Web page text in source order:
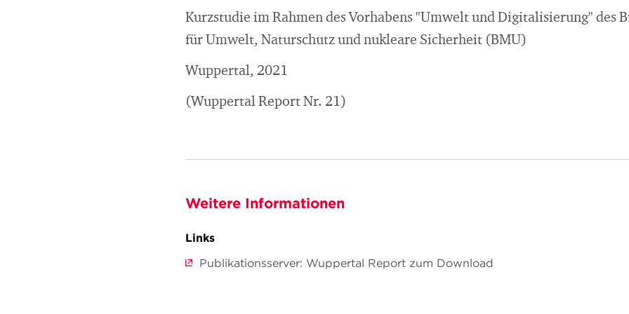
Kurzstudie im Rahmen des Vorhabens "Umwelt und Digitalisierung" des
für Umwelt, Naturschutz und nukleare Sicherheit (BMU)
Wuppertal, 2021
(Wuppertal Report Nr. 21)
Weitere Informationen
Links
Publikationsserver: Wuppertal Report zum Download